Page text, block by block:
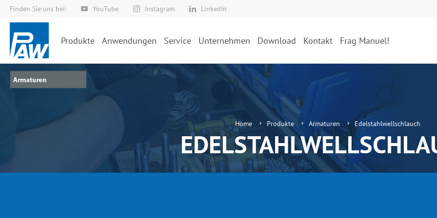
Finden Sie uns bei: YouTube Instagram LinkedIn
Direkt
zum
Inhalt
Produkte Anwendungen Service Unternehmen Download Kontakt Frag Manuel!
Home Produkte Armaturen Edelstahlwellschlauch